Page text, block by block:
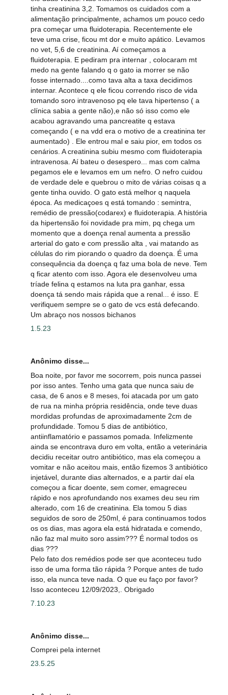
tinha creatinina 3,2. Tomamos os cuidados com a
alimentação principalmente, achamos um pouco cedo
pra começar uma fluidoterapia. Recentemente ele
teve uma crise, ficou mt dor e muito apático. Levamos
no vet, 5,6 de creatinina. Aí começamos a
fluidoterapia. E pediram pra internar , colocaram mt
medo na gente falando q o gato ia morrer se não
fosse internado....como tava alta a taxa decidimos
internar. Acontece q ele ficou correndo risco de vida
tomando soro intravenoso pq ele tava hipertenso ( a
clínica sabia a gente não),e não só isso como ele
acabou agravando uma pancreatite q estava
começando ( e na vdd era o motivo de a creatinina ter
aumentado) . Ele entrou mal e saiu pior, em todos os
cenários. A creatinina subiu mesmo com fluidoterapia
intravenosa. Aí bateu o desespero... mas com calma
pegamos ele e levamos em um nefro. O nefro cuidou
de verdade dele e quebrou o mito de várias coisas q a
gente tinha ouvido. O gato está melhor q naquela
época. As medicaçoes q está tomando : semintra,
remédio de pressão(codarex) e fluidoterapia. A história
da hipertensão foi novidade pra mim, pq chega um
momento que a doença renal aumenta a pressão
arterial do gato e com pressão alta , vai matando as
células do rim piorando o quadro da doença. É uma
consequência da doença q faz uma bola de neve. Tem
q ficar atento com isso. Agora ele desenvolveu uma
tríade felina q estamos na luta pra ganhar, essa
doença tá sendo mais rápida que a renal... é isso. E
verifiquem sempre se o gato de vcs está defecando.
Um abraço nos nossos bichanos
1.5.23
Anônimo disse...
Boa noite, por favor me socorrem, pois nunca passei
por isso antes. Tenho uma gata que nunca saiu de
casa, de 6 anos e 8 meses, foi atacada por um gato
de rua na minha própria residência, onde teve duas
mordidas profundas de aproximadamente 2cm de
profundidade. Tomou 5 dias de antibiótico,
antiinflamatório e passamos pomada. Infelizmente
ainda se encontrava duro em volta, então a veterinária
decidiu receitar outro antibiótico, mas ela começou a
vomitar e não aceitou mais, então fizemos 3 antibiótico
injetável, durante dias alternados, e a partir daí ela
começou a ficar doente, sem comer, emagreceu
rápido e nos aprofundando nos exames deu seu rim
alterado, com 16 de creatinina. Ela tomou 5 dias
seguidos de soro de 250ml, é para continuamos todos
os os dias, mas agora ela está hidratada e comendo,
não faz mal muito soro assim??? É normal todos os
dias ???
Pelo fato dos remédios pode ser que aconteceu tudo
isso de uma forma tão rápida ? Porque antes de tudo
isso, ela nunca teve nada. O que eu faço por favor?
Isso aconteceu 12/09/2023,. Obrigado
7.10.23
Anônimo disse...
Comprei pela internet
23.5.25